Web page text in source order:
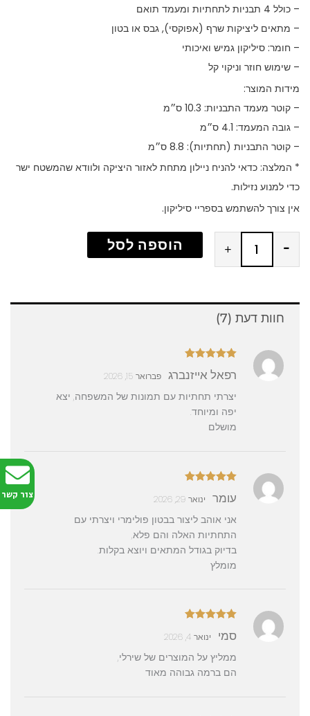
צור קשר
– כולל 4 תבניות לתחתיות ומעמד תואם
– מתאים ליציקות שרף (אפוקסי), גבס או בטון
– חומר: סיליקון גמיש ואיכותי
– שימוש חוזר וניקוי קל
מידות המוצר:
– קוטר מעמד התבניות: ‎10.3 ס״מ
– גובה המעמד: ‎4.1 ס״מ
– קוטר התבניות (תחתיות): ‎8.8 ס״מ
* המלצה: כדאי להניח ניילון מתחת לאזור היציקה ולוודא שהמשטח ישר
כדי למנוע נזילות.
אין צורך להשתמש בספריי סיליקון.
-
של
סיליקון
עגולות
+ הוספה לסל
חוות דעת (7)
מתוך
5רפאל אייזנברג פברואר 15, 2026
יצרתי תחתיות עם תמונות של המשפחה, יצא
יפה ומיוחד.
מושלם
5
עומר ינואר 29, 2026
אני אוהב ליצור בבטון פולימרי ויצרתי עם
התחתיות האלה והם פלא,
בדיוק בגודל המתאים ויוצא בקלות.
מומלץ
5
סמי ינואר 4, 2026
ממליץ על המוצרים של שירלי,
הם ברמה גבוהה מאוד